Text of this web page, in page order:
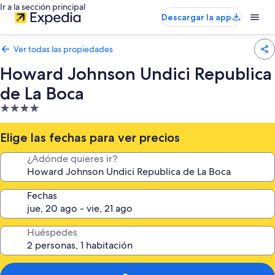
Ir a la sección principal
Descargar la app
Ver todas las propiedades
Howard Johnson Undici Republica
de La Boca
Propiedad
de
4.0
estrellas
Elige las fechas para ver precios
¿Adónde quieres ir?
Fechas
Huéspedes